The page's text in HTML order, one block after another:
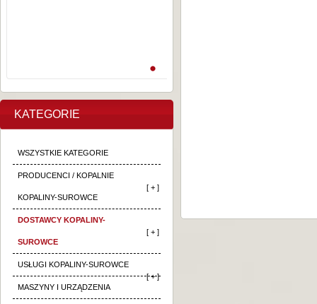
KATEGORIE
WSZYSTKIE KATEGORIE
PRODUCENCI / KOPALNIE
KOPALINY-SUROWCE
[ + ]
DOSTAWCY KOPALINY-
SUROWCE
[ + ]
USŁUGI KOPALINY-SUROWCE
[ + ]
MASZYNY I URZĄDZENIA